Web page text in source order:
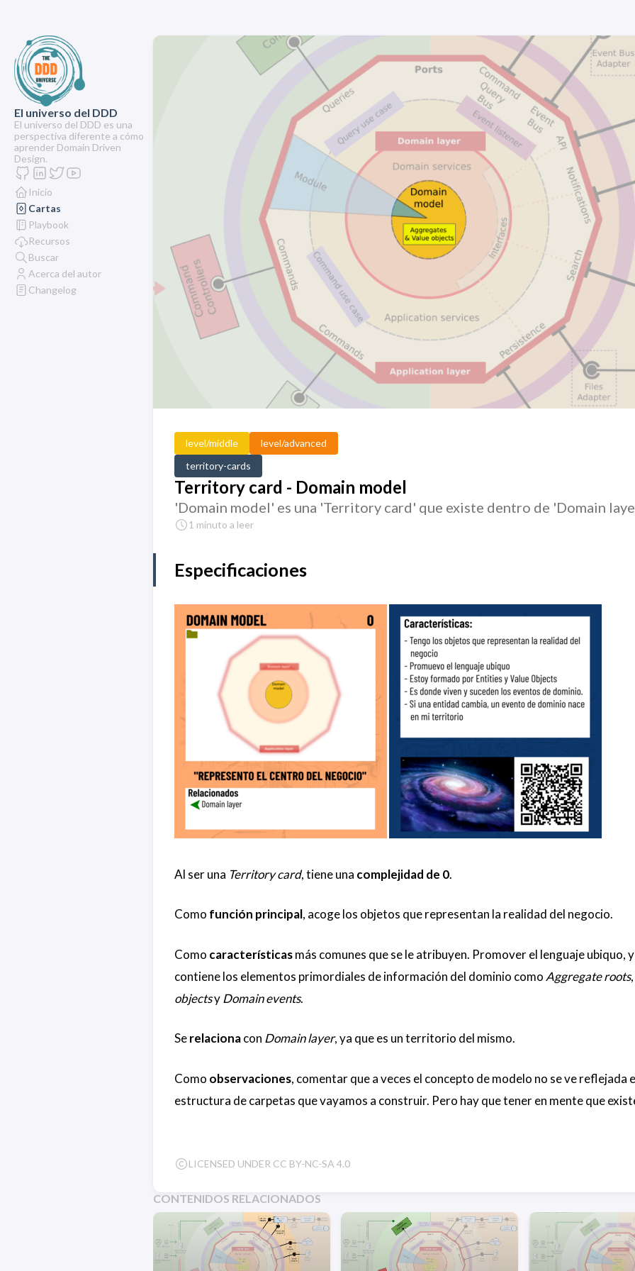
El universo del DDD
El universo del DDD es una
perspectiva diferente a cómo
aprender Domain Driven
Design.
Inicio
Cartas
Playbook
Recursos
Buscar
Acerca del autor
Changelog
level/middle
level/advanced
territory-cards
Territory card - Domain model
'Domain model' es una 'Territory card' que existe dentro de 'Domain
1 minuto a leer
Especificaciones
Al ser una Territory card, tiene una complejidad de 0.
Como función principal, acoge los objetos que representan la realidad del negocio.
Como característicasmás comunes que se le atribuyen. Promover el lenguaje ubiquo,
contiene los elementos primordiales de información del dominio como Aggregate roots,
objectsyDomain events.
Serelacionacon Domain layer, ya que es un territorio del mismo.
Como observaciones, comentar que a veces el concepto de modelo no se ve reflejada
estructura de carpetas que vayamos a construir. Pero hay que tener en mente que
LICENSED UNDER CC BY-NC-SA 4.0
CONTENIDOS RELACIONADOS